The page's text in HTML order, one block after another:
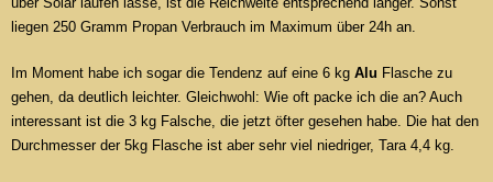
liegen 250 Gramm Propan Verbrauch im Maximum über 24h an.
Im Moment habe ich sogar die Tendenz auf eine 6 kg Alu Flasche zu
gehen, da deutlich leichter. Gleichwohl: Wie oft packe ich die an? Auch
interessant ist die 3 kg Falsche, die jetzt öfter gesehen habe. Die hat den
Durchmesser der 5kg Flasche ist aber sehr viel niedriger, Tara 4,4 kg.